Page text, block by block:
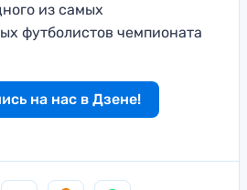
из самых
футболистов чемпионата
на нас в Дзене!